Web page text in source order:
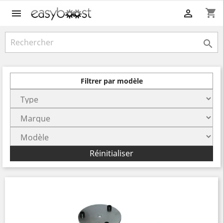
 shopping_cart


Filtrer par modèle
Réinitialiser